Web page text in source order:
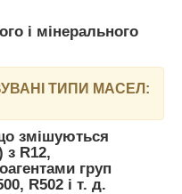
і мінерального
ТИПИ МАСЕЛ:
змішуються
з R12,
груп
R502 і т. д.